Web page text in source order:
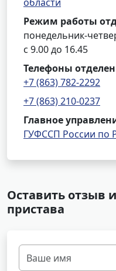
Режим работы
понедельник-
с 9.00 до 16.45
Телефоны
+7 (863) 782-2292
+7 (863) 210-0237
Главное
ГУФССП России по
Оставить отзыв
пристава